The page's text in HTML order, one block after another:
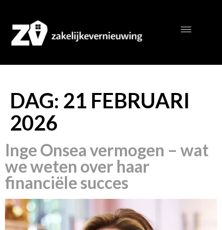
DAG: 21 FEBRUARI
2026
Inge Onsea vermogen – wat
we weten over haar
financiële succes